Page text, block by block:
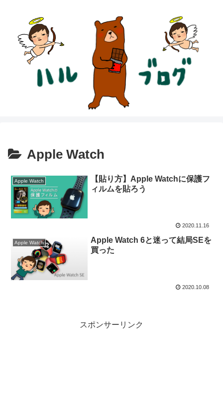
Apple Watch
Apple Watch
【貼り方】Apple Watchに保護フ
ィルムを貼ろう
2020.11.16
Apple Watch
Apple Watch 6と迷って結局SEを
買った
2020.10.08
スポンサーリンク